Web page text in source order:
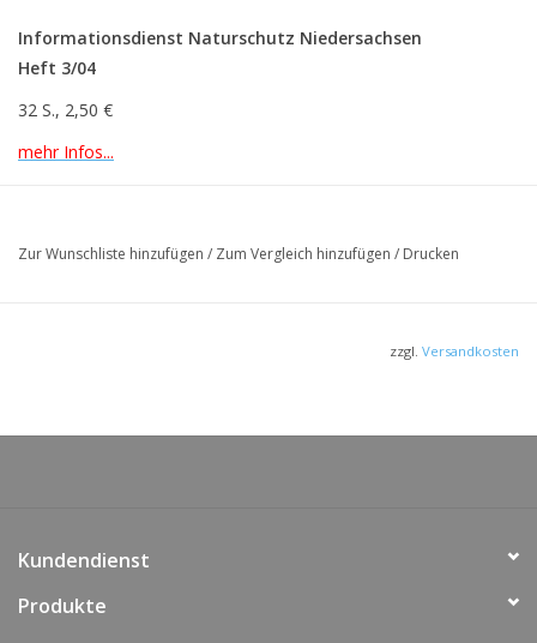
Informationsdienst Naturschutz Niedersachsen
Heft 3/04
32 S., 2,50 €
mehr Infos...
Zur Wunschliste hinzufügen / Zum Vergleich hinzufügen / Drucken
zzgl. Versandkosten
Kundendienst
Produkte